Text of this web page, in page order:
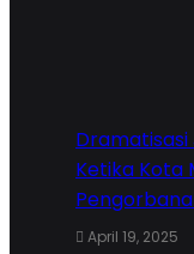
Dramatisasi
Ketika Kota
April 19, 2025